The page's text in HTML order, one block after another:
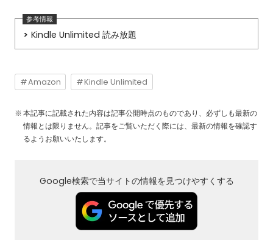
Kindle Unlimited 読み放題
Amazon Kindle Unlimited
本記事に記載された内容は記事公開時点のものであり、必ずしも最新の
情報とは限りません。記事をご覧いただく際には、最新の情報を確認す
るようお願いいたします。
Google検索で当サイトの情報を見つけやすくする